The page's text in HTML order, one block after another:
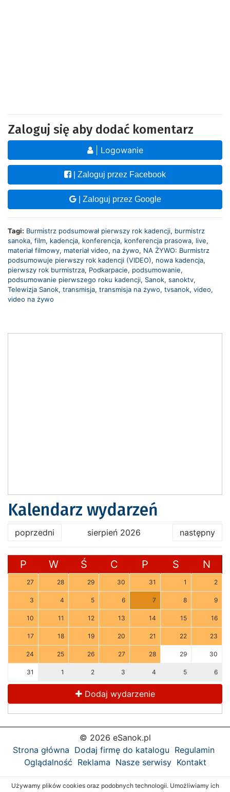
Zaloguj się aby dodać komentarz
| Logowanie
| Zaloguj przez Facebook
| Zaloguj przez Google
Tagi: Burmistrz podsumował pierwszy rok kadencji, burmistrz
sanoka, film, kadencja, konferencja, konferencja prasowa, live,
materiał filmowy, materiał video, na żywo, NA ŻYWO: Burmistrz
podsumowuje pierwszy rok kadencji (VIDEO), nowa kadencja,
pierwszy rok burmistrza, Podkarpacie, podsumowanie,
podsumowanie pierwszego roku kadencji, Sanok, sanoktv,
Telewizja Sanok, transmisja, transmisja na żywo, tvsanok, video,
video na żywo
Kalendarz wydarzeń
poprzedni sierpień 2026 następny
P W Ś C P S N
27 28 29 30 31 1 2
3 4 5 6 7 8 9
10 11 12 13 14 15 16
17 18 19 20 21 22 23
24 25 26 27 28 29 30
31 1 2 3 4 5 6
Dodaj wydarzenie
© 2026 eSanok.pl
Strona główna Dodaj firmę do katalogu Regulamin
Oglądalność Reklama Nasze serwisy Kontakt
Używamy plików cookies oraz podobnych technologii. Umożliwiamy ich